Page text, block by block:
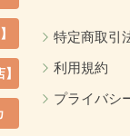
特定商取引
利用規約
プライバシ